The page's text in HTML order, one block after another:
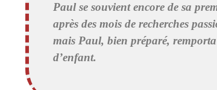
Paul se souvient encore de sa
après des mois de recherches
mais Paul, bien préparé,
d’enfant.